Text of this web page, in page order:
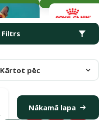
Filtrs
Kārtot pēc
Nākamā lapa